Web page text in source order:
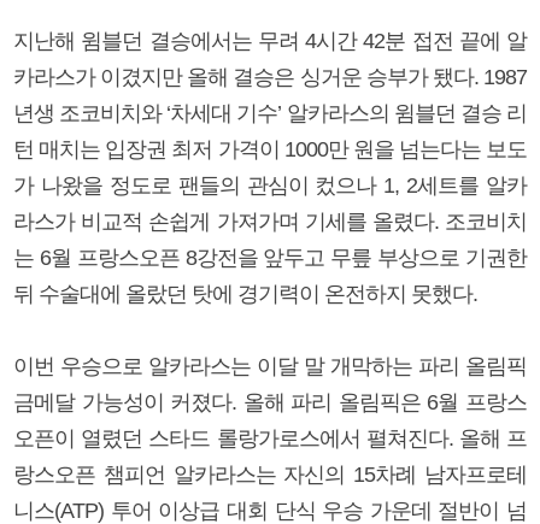
지난해 윔블던 결승에서는 무려 4시간 42분 접전 끝에 알
카라스가 이겼지만 올해 결승은 싱거운 승부가 됐다. 1987
년생 조코비치와 ‘차세대 기수’ 알카라스의 윔블던 결승 리
턴 매치는 입장권 최저 가격이 1000만 원을 넘는다는 보도
가 나왔을 정도로 팬들의 관심이 컸으나 1, 2세트를 알카
라스가 비교적 손쉽게 가져가며 기세를 올렸다. 조코비치
는 6월 프랑스오픈 8강전을 앞두고 무릎 부상으로 기권한
뒤 수술대에 올랐던 탓에 경기력이 온전하지 못했다.
이번 우승으로 알카라스는 이달 말 개막하는 파리 올림픽
금메달 가능성이 커졌다. 올해 파리 올림픽은 6월 프랑스
오픈이 열렸던 스타드 롤랑가로스에서 펼쳐진다. 올해 프
랑스오픈 챔피언 알카라스는 자신의 15차례 남자프로테
니스(ATP) 투어 이상급 대회 단식 우승 가운데 절반이 넘